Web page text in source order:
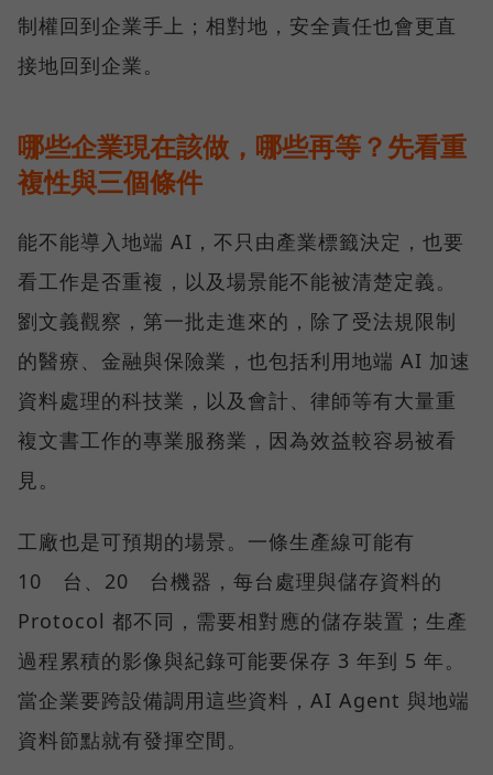
制權回到企業手上；相對地，安全責任也會更直
接地回到企業。
哪些企業現在該做，哪些再等？先看重
複性與三個條件
能不能導入地端 AI，不只由產業標籤決定，也要
看工作是否重複，以及場景能不能被清楚定義。
劉文義觀察，第一批走進來的，除了受法規限制
的醫療、金融與保險業，也包括利用地端 AI 加速
資料處理的科技業，以及會計、律師等有大量重
複文書工作的專業服務業，因為效益較容易被看
見。
工廠也是可預期的場景。一條生產線可能有
10 台、20 台機器，每台處理與儲存資料的
Protocol 都不同，需要相對應的儲存裝置；生產
過程累積的影像與紀錄可能要保存 3 年到 5 年。
當企業要跨設備調用這些資料，AI Agent 與地端
資料節點就有發揮空間。